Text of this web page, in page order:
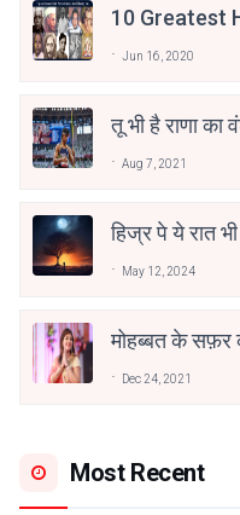
10 Greatest
Jun 16, 2020
तू भी है राणा
Aug 7, 2021
हिज्र पे ये रात भी
May 12, 2024
मोहब्बत के सफ़र
Dec 24, 2021
Most Recent